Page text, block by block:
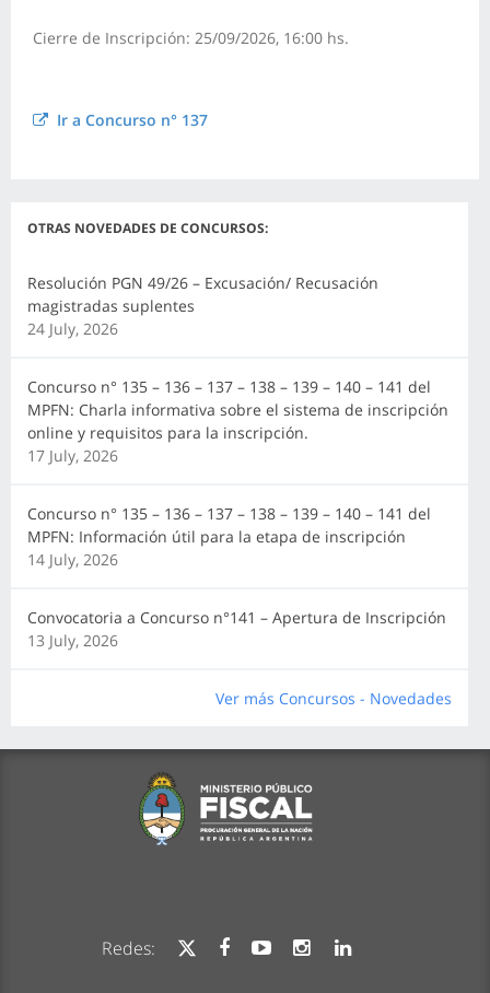
Cierre de Inscripción: 25/09/2026, 16:00 hs.
Ir a Concurso n° 137
OTRAS NOVEDADES DE CONCURSOS:
Resolución PGN 49/26 – Excusación/ Recusación
magistradas suplentes
24 July, 2026
Concurso n° 135 – 136 – 137 – 138 – 139 – 140 – 141 del
MPFN: Charla informativa sobre el sistema de inscripción
online y requisitos para la inscripción.
17 July, 2026
Concurso n° 135 – 136 – 137 – 138 – 139 – 140 – 141 del
MPFN: Información útil para la etapa de inscripción
14 July, 2026
Convocatoria a Concurso n°141 – Apertura de Inscripción
13 July, 2026
Ver más Concursos - Novedades
Redes: